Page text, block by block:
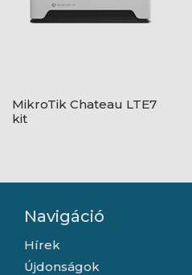
MikroTik Chateau LTE7
kit
Navigáció
Hírek
Újdonságok